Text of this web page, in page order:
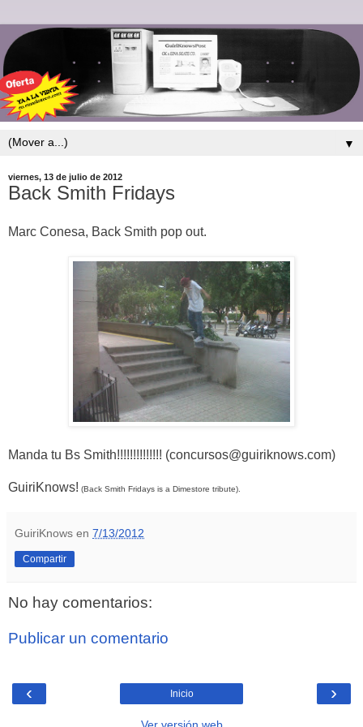
▼
viernes, 13 de julio de 2012
Back Smith Fridays
Marc Conesa, Back Smith pop out.
Manda tu Bs Smith!!!!!!!!!!!!!! (concursos@guiriknows.com)
GuiriKnows! (Back Smith Fridays is a Dimestore tribute).
GuiriKnows en 7/13/2012
Compartir
No hay comentarios:
Publicar un comentario
‹ ›
Inicio